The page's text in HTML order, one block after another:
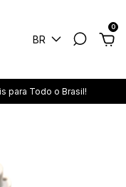
BR
0
para Todo o Brasil!